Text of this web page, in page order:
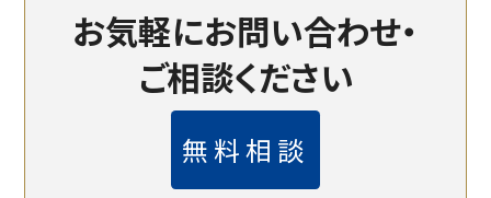
お気軽にお問い合わせ・
ご相談ください
無料相談